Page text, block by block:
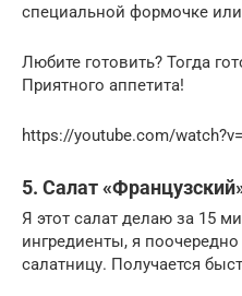
специальной формочке
Любите готовить? Тогда
Приятного аппетита!
https://youtube.com/
5. Салат
Я этот салат делаю за 15
ингредиенты, я поочередно
салатницу. Получается